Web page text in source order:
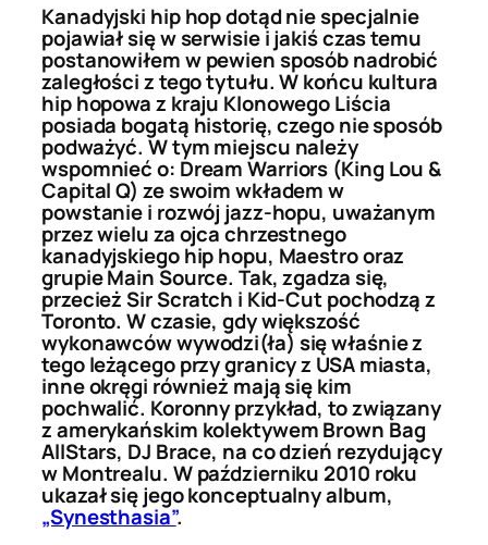
Kanadyjski hip hop dotąd nie specjalnie
pojawiał się w serwisie i jakiś czas temu
postanowiłem w pewien sposób nadrobić
zaległości z tego tytułu. W końcu kultura
hip hopowa z kraju Klonowego Liścia
posiada bogatą historię, czego nie sposób
podważyć. W tym miejscu należy
wspomnieć o: Dream Warriors (King Lou &
Capital Q) ze swoim wkładem w
powstanie i rozwój jazz-hopu, uważanym
przez wielu za ojca chrzestnego
kanadyjskiego hip hopu, Maestro oraz
grupie Main Source. Tak, zgadza się,
przecież Sir Scratch i Kid-Cut pochodzą z
Toronto. W czasie, gdy większość
wykonawców wywodzi(ła) się właśnie z
tego leżącego przy granicy z USA miasta,
inne okręgi również mają się kim
pochwalić. Koronny przykład, to związany
z amerykańskim kolektywem Brown Bag
AllStars, DJ Brace, na co dzień rezydujący
w Montrealu. W październiku 2010 roku
ukazał się jego konceptualny album,
„Synesthasia”.